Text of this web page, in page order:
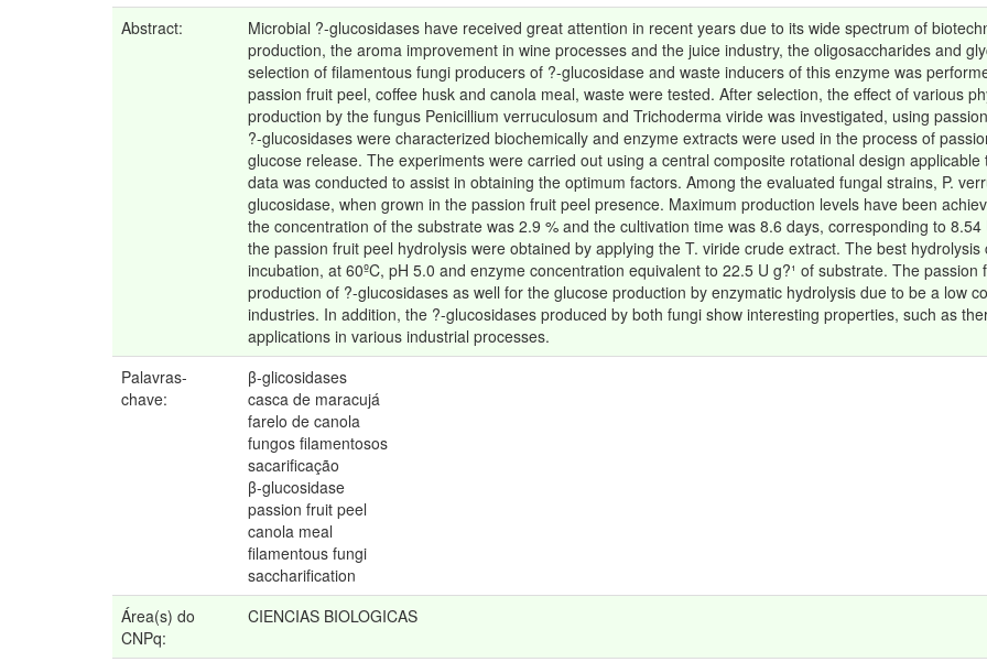
Abstract:
Microbial ?-glucosidases have received great attention in recent years due to its wide spectrum of
production, the aroma improvement in wine processes and the juice industry, the oligosaccharides and
selection of filamentous fungi producers of ?-glucosidase and waste inducers of this enzyme was
passion fruit peel, coffee husk and canola meal, waste were tested. After selection, the effect of various
production by the fungus Penicillium verruculosum and Trichoderma viride was investigated, using
?-glucosidases were characterized biochemically and enzyme extracts were used in the process of
glucose release. The experiments were carried out using a central composite rotational design
data was conducted to assist in obtaining the optimum factors. Among the evaluated fungal strains, P.
glucosidase, when grown in the passion fruit peel presence. Maximum production levels have been
the concentration of the substrate was 2.9 % and the cultivation time was 8.6 days, corresponding to
the passion fruit peel hydrolysis were obtained by applying the T. viride crude extract. The best
incubation, at 60ºC, pH 5.0 and enzyme concentration equivalent to 22.5 U g?¹ of substrate. The
production of ?-glucosidases as well for the glucose production by enzymatic hydrolysis due to be a low
industries. In addition, the ?-glucosidases produced by both fungi show interesting properties, such as
applications in various industrial processes.
Palavras-
chave:
β-glicosidases
casca de maracujá
farelo de canola
fungos filamentosos
sacarificação
β-glucosidase
passion fruit peel
canola meal
filamentous fungi
saccharification
Área(s) do
CNPq:
CIENCIAS BIOLOGICAS